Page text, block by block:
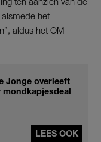
het
aldus het OM
Jonge overleeft
mondkapjesdeal
LEES OOK